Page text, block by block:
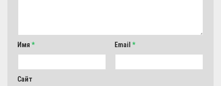
Имя * Email *
Сайт